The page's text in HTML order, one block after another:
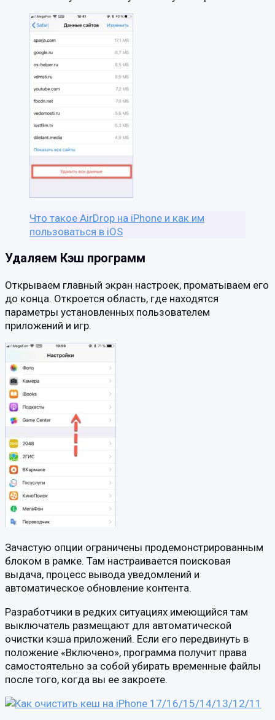
Что такое AirDrop на iPhone и как им
пользоваться в iOS
Удаляем Кэш программ
Открываем главный экран настроек, проматываем его
до конца. Откроется область, где находятся
параметры установленных пользователем
приложений и игр.
Зачастую опции ограничены продемонстрированным
блоком в рамке. Там настраивается поисковая
выдача, процесс вывода уведомлений и
автоматическое обновление контента.
Разработчики в редких ситуациях имеющийся там
выключатель размещают для автоматической
очистки кэша приложений. Если его передвинуть в
положение «Включено», программа получит права
самостоятельно за собой убирать временные файлы
после того, когда вы ее закроете.